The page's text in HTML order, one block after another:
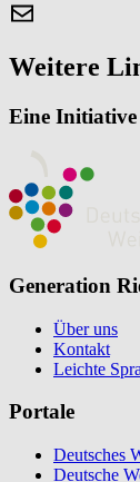
Weitere
Eine Initiative
Generation
Über uns
Kontakt
Leichte
Portale
Deutsches
Deutsche